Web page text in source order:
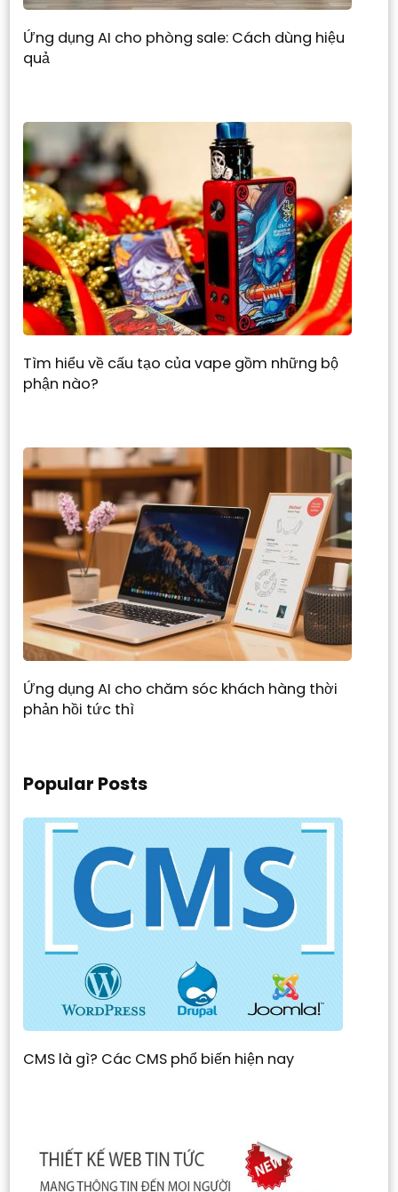
Ứng dụng AI cho phòng sale: Cách dùng hiệu
quả
Tìm hiểu về cấu tạo của vape gồm những bộ
phận nào?
Ứng dụng AI cho chăm sóc khách hàng thời
phản hồi tức thì
Popular Posts
CMS là gì? Các CMS phổ biến hiện nay